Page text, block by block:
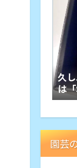
久
は
園芸